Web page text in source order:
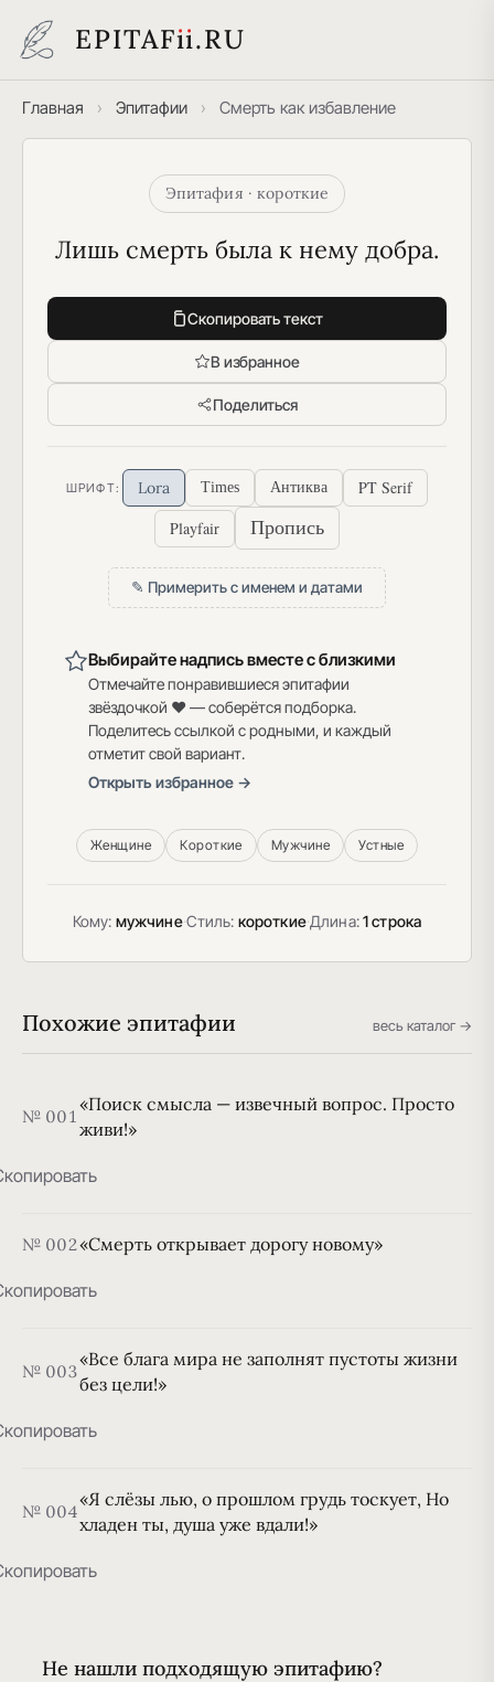
EPITAFii.RU
Главная › Эпитафии › Смерть как избавление
Эпитафия · короткие
Лишь смерть была к нему добра.
Скопировать текст
В избранное
Поделиться
ШРИФТ: Lora Times Антиква
PT Serif
Playfair
Пропись
✎ Примерить с именем и датами
Выбирайте надпись вместе с близкими
Отмечайте понравившиеся эпитафии
звёздочкой ♥ — соберётся подборка.
Поделитесь ссылкой с родными, и каждый
отметит свой вариант.
Открыть избранное →
Женщине Короткие Мужчине Устные
Кому: мужчине·Стиль: короткие·Длина:1 строка
Похожие эпитафии весь каталог →
№ 001
«Поиск смысла — извечный вопрос. Просто
живи!»
№ 002«Смерть открывает дорогу новому»
№ 003
«Все блага мира не заполнят пустоты жизни
без цели!»
№ 004
«Я слёзы лью, о прошлом грудь тоскует, Но
хладен ты, душа уже вдали!»
Не нашли подходящую эпитафию?